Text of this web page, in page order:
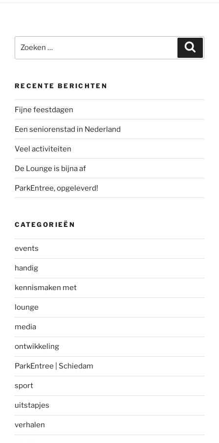
naar:
RECENTE BERICHTEN
Fijne feestdagen
Een seniorenstad in Nederland
Veel activiteiten
De Lounge is bijna af
ParkEntree, opgeleverd!
CATEGORIEËN
events
handig
kennismaken met
lounge
media
ontwikkeling
ParkEntree | Schiedam
sport
uitstapjes
verhalen